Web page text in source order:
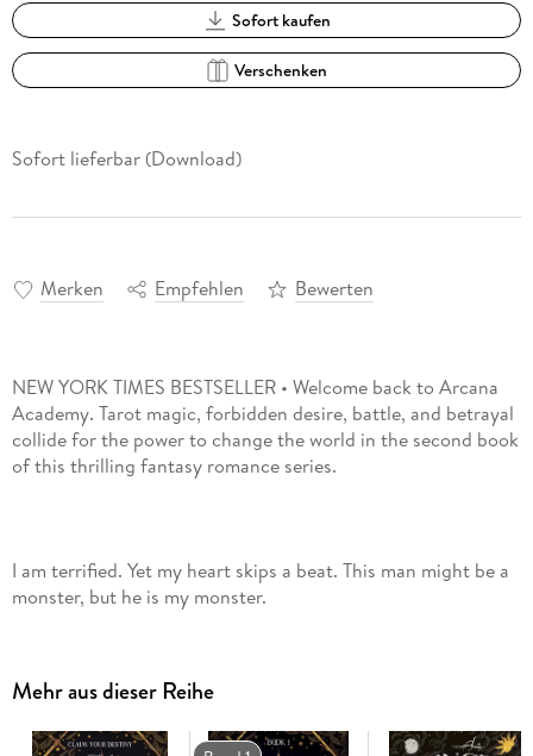
Sofort kaufen
Verschenken
Sofort lieferbar (Download)
Merken Empfehlen Bewerten
NEW YORK TIMES BESTSELLER • Welcome back to Arcana
Academy. Tarot magic, forbidden desire, battle, and betrayal
collide for the power to change the world in the second book
I am terrified. Yet my heart skips a beat. This man might be a
Clara Graysword is Oricalis's most wanted. Hunted and
cornered, not even her mastery of tarot can save her this
Mehr aus dieser Reihe